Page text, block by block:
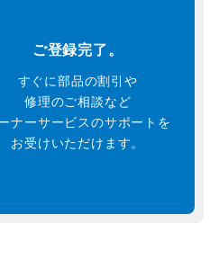
ご登録完了。
すぐに部品の割引や
修理のご相談など
ナーサービスのサポートを
お受けいただけます。